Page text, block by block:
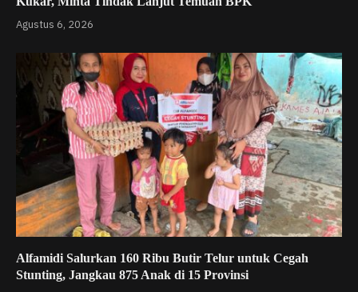
Agustus 6, 2026
Alfamidi Salurkan 160 Ribu Butir Telur untuk Cegah
Stunting, Jangkau 875 Anak di 15 Provinsi